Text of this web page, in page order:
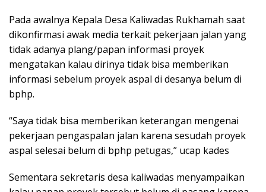
Pada awalnya Kepala Desa Kaliwadas Rukhamah saat
dikonfirmasi awak media terkait pekerjaan jalan yang
tidak adanya plang/papan informasi proyek
mengatakan kalau dirinya tidak bisa memberikan
informasi sebelum proyek aspal di desanya belum di
bphp.
“Saya tidak bisa memberikan keterangan mengenai
pekerjaan pengaspalan jalan karena sesudah proyek
aspal selesai belum di bphp petugas,” ucap kades
Sementara sekretaris desa kaliwadas menyampaikan